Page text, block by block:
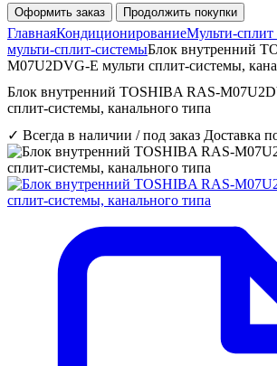
Оформить заказ Продолжить покупки
ГлавнаяКондиционированиеМульти-сплит
мульти-сплит-системыБлок внутренний
M07U2DVG-E мульти сплит-системы,
Блок внутренний TOSHIBA RAS-
сплит-системы, канального типа
✓ Всегда в наличии / под заказ Доставка